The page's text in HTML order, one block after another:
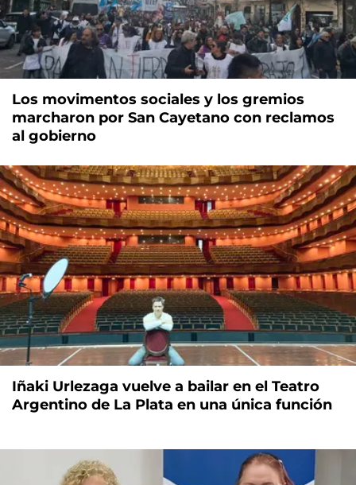
Los movimentos sociales y los gremios
marcharon por San Cayetano con reclamos
al gobierno
Iñaki Urlezaga vuelve a bailar en el Teatro
Argentino de La Plata en una única función